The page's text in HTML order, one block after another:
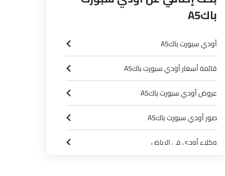
باكA5
أودي سبورت باكA5
قائمة أسعار أودي سبورت باكA5
عروض أودي سبورت باكA5
صور أودي سبورت باكA5
وكلاء أودي في الرياض‎